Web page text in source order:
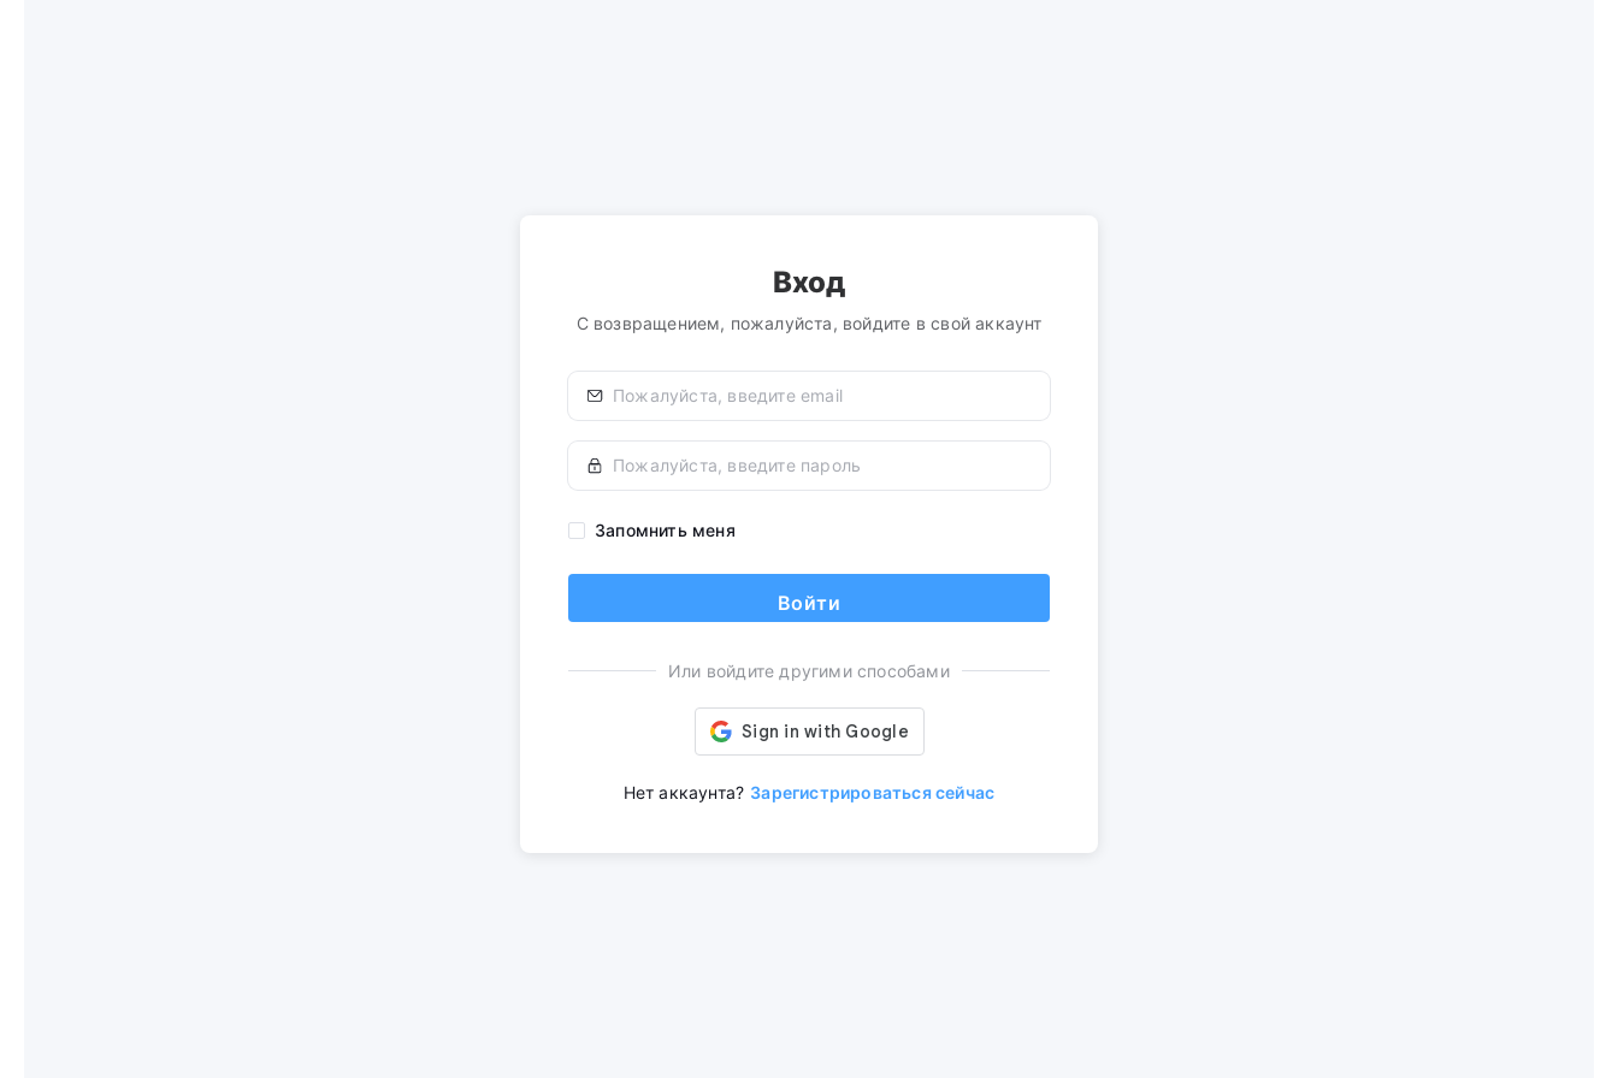
Вход
С возвращением, пожалуйста, войдите в свой аккаунт
Запомнить меня
Войти
Или войдите другими способами
Нет аккаунта? Зарегистрироваться сейчас